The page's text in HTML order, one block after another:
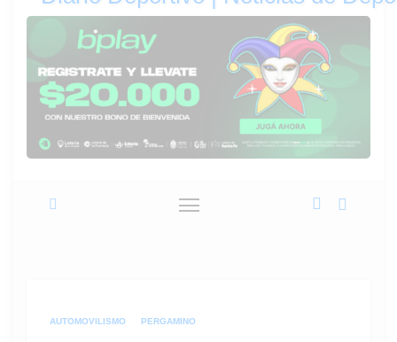
AUTOMOVILISMO PERGAMINO